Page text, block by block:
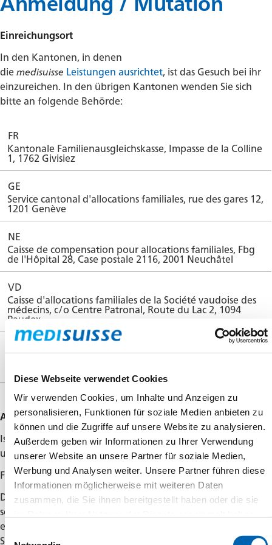
Diese Webseite verwendet Cookies
Wir verwenden Cookies, um Inhalte und Anzeigen zu
personalisieren, Funktionen für soziale Medien anbieten zu
können und die Zugriffe auf unsere Website zu analysieren.
Außerdem geben wir Informationen zu Ihrer Verwendung
unserer Website an unsere Partner für soziale Medien,
Werbung und Analysen weiter. Unsere Partner führen diese
Informationen möglicherweise mit weiteren Daten
zusammen, die Sie ihnen bereitgestellt haben oder die sie
Einwilligungsauswahl
Ergänzungsleistungen
Mutterschaftsentschädigung
Erwerbsausfallentschädigung
Betreuungsentschädigung
Adoptionsentschädigung
Familienzulagen
Tätigkeitsbereich
Arbeitnehmende
Selbständigerwerbende
Zulagenarten
Zulagenhöhe
Service
connect
Einreichungsort
In den Kantonen, in denen
diemedisuisse Leistungen ausrichtet, ist das Gesuch bei ihr
einzureichen. In den übrigen Kantonen wenden Sie sich
bitte an folgende Behörde:
FR
Kantonale Familienausgleichskasse, Impasse de la Colline
1, 1762 Givisiez
GE
Service cantonal d'allocations familiales, rue des gares 12,
1201 Genève
NE
Caisse de compensation pour allocations familiales, Fbg
de l'Hôpital 28, Case postale 2116, 2001 Neuchâtel
VD
Caisse d'allocations familiales de la Société vaudoise des
médecins, c/o Centre Patronal, Route du Lac 2, 1094
Paudex
Anmeldung
Ist diemedisuissezuständig, so kann der Anspruch mit dem
untenstehenden Formular geltend gemacht werden.
Für Ausbildungszulagen vor dem 16. Geburtstag siehehier.
Die ausgefüllte Anmeldung von Arbeitnehmenden ist
soweit erforderlich vom Arbeitgeber zu prüfen und mit den
erforderlichen Unterlagen (z.B. Lehrverträge,
Schulbestätigungen, Familien- oder Geburtsscheinen,